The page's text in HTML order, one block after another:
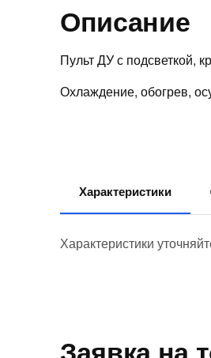
Описание
Пульт ДУ с подсветкой,
Охлаждение, обогрев,
Характеристики
Характеристики